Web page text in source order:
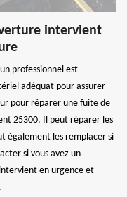
intervient
professionnel est
adéquat pour assurer
pour réparer une fuite de
25300. Il peut réparer les
également les remplacer si
si vous avez un
en urgence et